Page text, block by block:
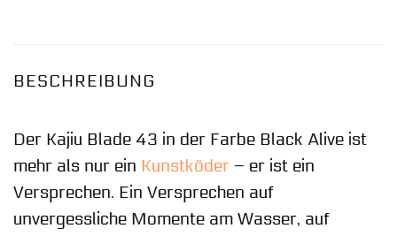
BESCHREIBUNG
Der Kajiu Blade 43 in der Farbe Black Alive ist
mehr als nur ein Kunstköder – er ist ein
Versprechen. Ein Versprechen auf
unvergessliche Momente am Wasser, auf